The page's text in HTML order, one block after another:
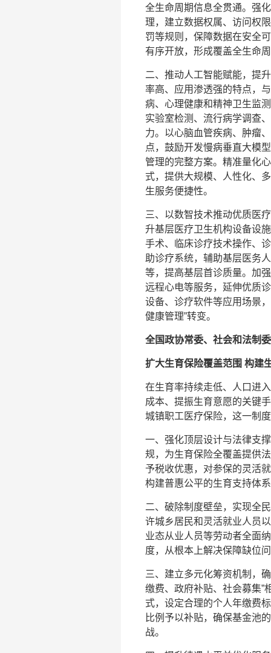
全生命周期信息全贯通。强
理，建立数据权属、访问权
罚等规则，保障数据在安全
有序开放，形成覆盖全生命
二、推动人工智能赋能，提
率高、应用渗透强的特点，
病、心理健康和精神卫生监
实验室检测、流行病学调查
力。以心脑血管疾病、肿瘤
点，鼓励开发慢病垂直大模
管理的完整方案。精准量化
式，提供大规模、人性化、
生服务便捷性。
三、以数智技术推动优质医
升基层医疗卫生机构设备设
手术、临床诊疗技术操作、
助诊疗系统，辅助基层医务
等，提高基层首诊质量。加
远程心电等服务，延伸优质
设备、诊疗软件等应用场景
健康管理”转变。
全国政协常委、社会和法制
扩大生育保险覆盖范围 构建
在生育率持续走低、人口进
成本、提振生育意愿的关键
城镇职工医疗保险，这一制
一、强化顶层设计与法律支
规，为生育保险全覆盖提供
予税收优惠，对参保的灵活
构建普惠公平的生育支持体
二、破除制度壁垒，实现全
许城乡居民和灵活就业人员
业态从业人员等劳动者全面
度，从根本上解决保障缺位
三、建立多元化筹资机制，
缴费、政府补贴、社会募集”
式，设定合理的个人年缴费
比例予以补贴，确保基金池
战。